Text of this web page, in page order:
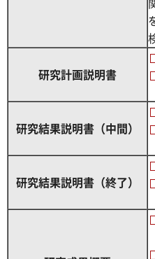
研究計画説明書
研究結果説明書（中間）
研究結果説明書（終了）